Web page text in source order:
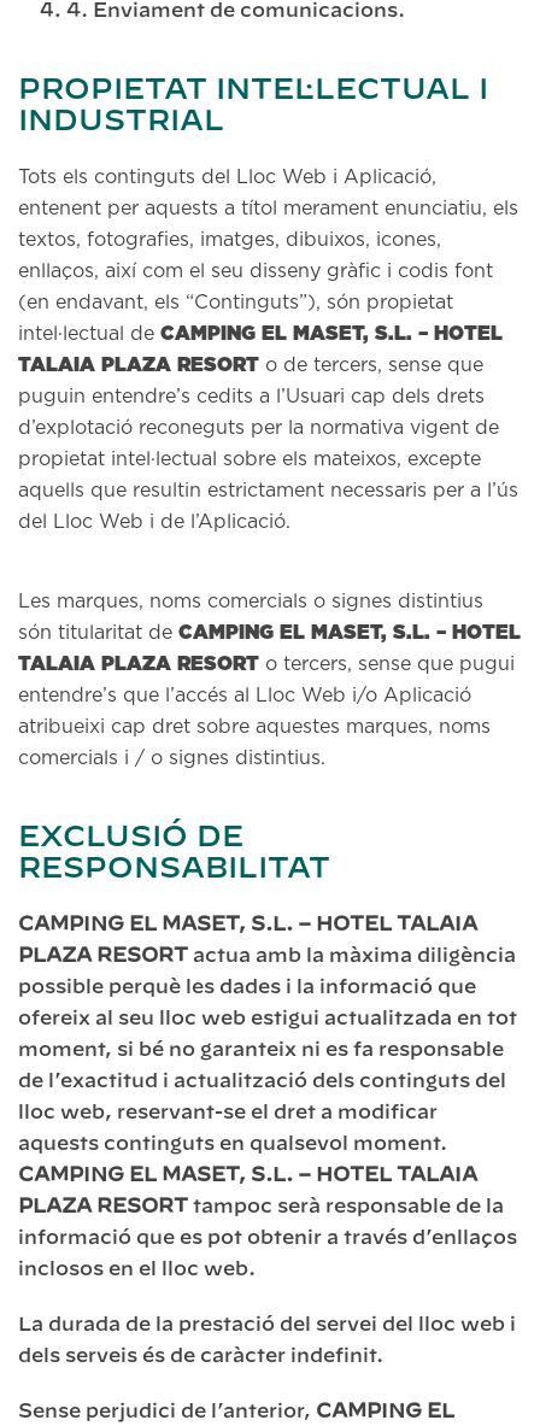
4. Enviament de comunicacions.
PROPIETAT INTEL·LECTUAL I
INDUSTRIAL
Tots els continguts del Lloc Web i Aplicació,
entenent per aquests a títol merament enunciatiu, els
textos, fotografies, imatges, dibuixos, icones,
enllaços, així com el seu disseny gràfic i codis font
(en endavant, els “Continguts”), són propietat
intel·lectual de CAMPING EL MASET, S.L. – HOTEL
TALAIA PLAZA RESORT o de tercers, sense que
puguin entendre’s cedits a l’Usuari cap dels drets
d’explotació reconeguts per la normativa vigent de
propietat intel·lectual sobre els mateixos, excepte
aquells que resultin estrictament necessaris per a l’ús
del Lloc Web i de l’Aplicació.
Les marques, noms comercials o signes distintius
són titularitat de CAMPING EL MASET, S.L. – HOTEL
TALAIA PLAZA RESORT o tercers, sense que pugui
entendre’s que l’accés al Lloc Web i/o Aplicació
atribueixi cap dret sobre aquestes marques, noms
comercials i / o signes distintius.
EXCLUSIÓ DE
RESPONSABILITAT
CAMPING EL MASET, S.L. – HOTEL TALAIA
PLAZA RESORT actua amb la màxima diligència
possible perquè les dades i la informació que
ofereix al seu lloc web estigui actualitzada en tot
moment, si bé no garanteix ni es fa responsable
de l’exactitud i actualització dels continguts del
lloc web, reservant-se el dret a modificar
aquests continguts en qualsevol moment.
CAMPING EL MASET, S.L. – HOTEL TALAIA
PLAZA RESORT tampoc serà responsable de la
informació que es pot obtenir a través d’enllaços
inclosos en el lloc web.
La durada de la prestació del servei del lloc web i
dels serveis és de caràcter indefinit.
Sense perjudici de l’anterior, CAMPING EL